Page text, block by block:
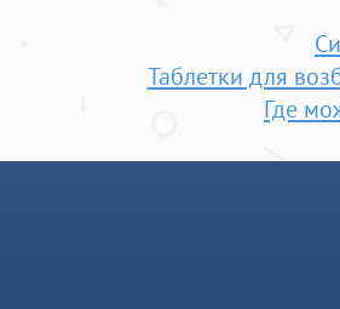
Таблетки для
Где